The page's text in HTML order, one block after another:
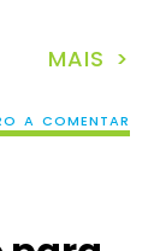
MAIS >
A COMENTAR